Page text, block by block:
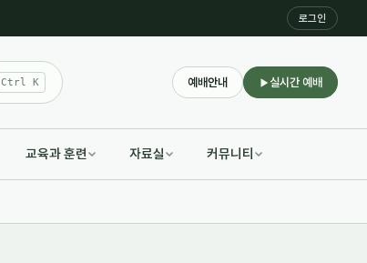
로그인
Ctrl K 예배안내 실시간 예배
교육과 훈련 자료실 커뮤니티